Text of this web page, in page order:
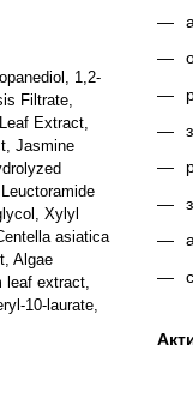
1,2-
Filtrate,
Extract,
Jasmine
Xylyl
asiatica
Algae
leaf extract,
10-laurate,